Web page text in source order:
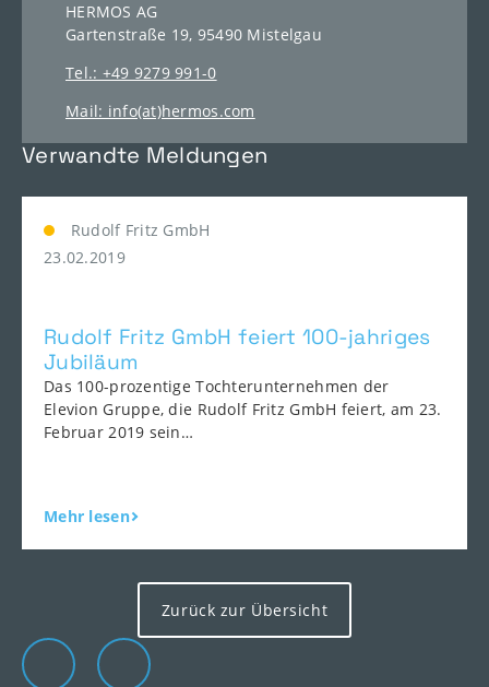
HERMOS AG
Gartenstraße 19, 95490 Mistelgau
Tel.: +49 9279 991-0
Mail: info(at)hermos.com
http://hermos.com
Verwandte Meldungen
Rudolf Fritz GmbH
23.02.2019
Rudolf Fritz GmbH feiert 100-jahriges
Jubiläum
Das 100-prozentige Tochterunternehmen der
Elevion Gruppe, die Rudolf Fritz GmbH feiert, am 23.
Februar 2019 sein…
Mehr lesen
Zurück zur Übersicht
Die Elevion Gruppe auf LinkedIn
Zur Elevion Gruppe Kontaktseite